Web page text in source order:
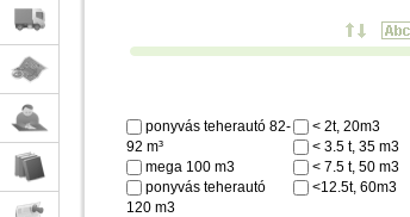
ponyvás teherautó 82-
92 m³
mega 100 m3
ponyvás teherautó
120 m3
< 2t, 20m3
< 3.5 t, 35 m3
< 7.5 t, 50 m3
<12.5t, 60m3